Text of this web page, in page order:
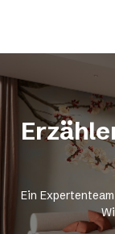
Ein